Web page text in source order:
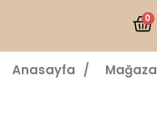
0
Anasayfa / Mağaza